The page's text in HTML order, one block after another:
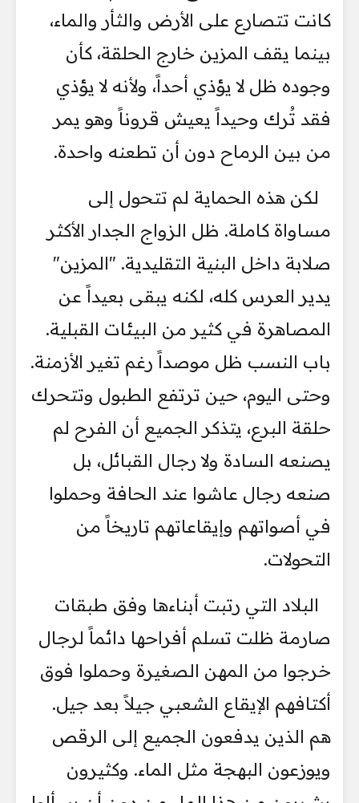
كانت تتصارع على الأرض والثأر والماء،
بينما يقف المزين خارج الحلقة، كأن
وجوده ظل لا يؤذي أحداً، ولأنه لا يؤذي
فقد تُرك وحيداً يعيش قروناً وهو يمر
من بين الرماح دون أن تطعنه واحدة.
لكن هذه الحماية لم تتحول إلى
مساواة كاملة. ظل الزواج الجدار الأكثر
صلابة داخل البنية التقليدية. "المزين"
يدير العرس كله، لكنه يبقى بعيداً عن
المصاهرة في كثير من البيئات القبلية.
باب النسب ظل موصداً رغم تغير الأزمنة.
وحتى اليوم، حين ترتفع الطبول وتتحرك
حلقة البرع، يتذكر الجميع أن الفرح لم
يصنعه السادة ولا رجال القبائل، بل
صنعه رجال عاشوا عند الحافة وحملوا
في أصواتهم وإيقاعاتهم تاريخاً من
التحولات.
البلاد التي رتبت أبناءها وفق طبقات
صارمة ظلت تسلم أفراحها دائماً لرجال
خرجوا من المهن الصغيرة وحملوا فوق
أكتافهم الإيقاع الشعبي جيلاً بعد جيل.
هم الذين يدفعون الجميع إلى الرقص
ويوزعون البهجة مثل الماء. وكثيرون